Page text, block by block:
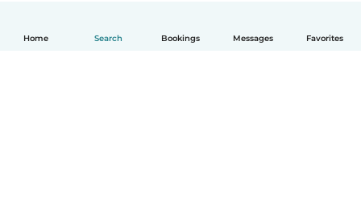
Home Search Bookings Messages Favorites